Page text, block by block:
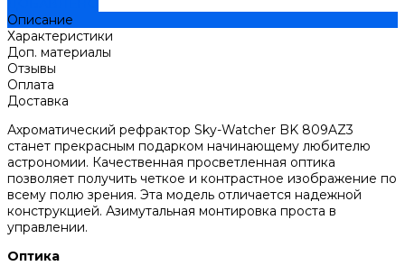
Описание
Характеристики
Доп. материалы
Отзывы
Оплата
Доставка
Ахроматический рефрактор Sky-Watcher BK 809AZ3
станет прекрасным подарком начинающему любителю
астрономии. Качественная просветленная оптика
позволяет получить четкое и контрастное изображение по
всему полю зрения. Эта модель отличается надежной
конструкцией. Азимутальная монтировка проста в
управлении.
Оптика